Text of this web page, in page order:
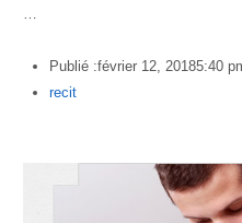
…
Publié :février 12, 20185:40
Author
recit